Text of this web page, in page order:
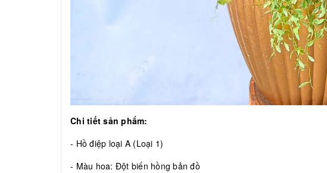
Chi tiết sản phẩm:
- Hồ điệp loại A (Loại 1)
- Màu hoa: Đột biến hồng bản đồ